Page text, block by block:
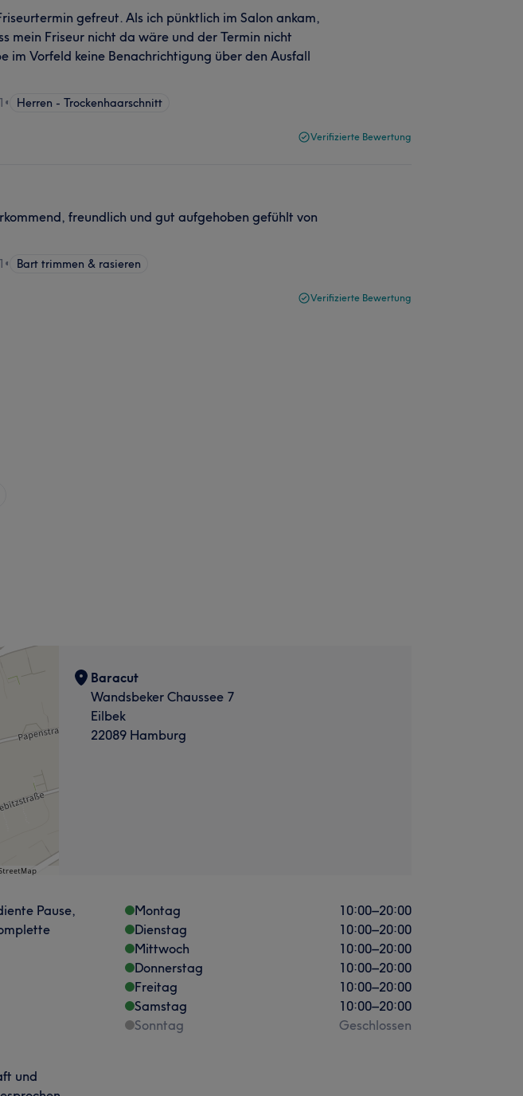
gefreut. Als ich pünktlich im Salon ankam,
mein Friseur nicht da wäre und der Termin nicht
im Vorfeld keine Benachrichtigung über den Ausfall
• Herren - Trockenhaarschnitt
Verifizierte Bewertung
freundlich und gut aufgehoben gefühlt von
• Bart trimmen & rasieren
Verifizierte Bewertung
Baracut
Wandsbeker Chaussee 7
Eilbek
22089 Hamburg
Pause,
und
Montag 10:00–20:00
Dienstag
10:00–20:00
Mittwoch
10:00–20:00
Donnerstag
10:00–20:00
Freitag
10:00–20:00
Samstag
10:00–20:00
Sonntag
Geschlossen